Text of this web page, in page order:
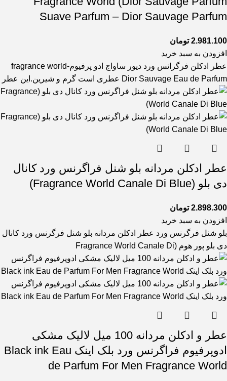
Suave Parfum – Dior Sauvage Parfum
2.981.100 تومان
افزودن به سبد خرید
عطر ادکلن فرگرانس ورد دیور ساواج ادو پرفیوم-fragrance world
Dior Sauvage Eau de Parfum عطری است گرم و شیرین.این عطر
عطر ادکلن مردانه بلو شنل فراگرنس ورد کانال
دی بلو (Fragrance World Canale Di Blue)
2.898.300 تومان
افزودن به سبد خرید
بلو شنل فرگرنس ورد عطر ادکلن مردانه بلو شنل فرگرنس ورد کانال
دی بلو پور هوم (Fragrance World Canale Di
عطر و ادکلن مردانه 100 میل لالیک مشکی
ادوپرفیوم فراگرنس ورد بلک اینک Black ink Eau
de Parfum For Men Fragrance World